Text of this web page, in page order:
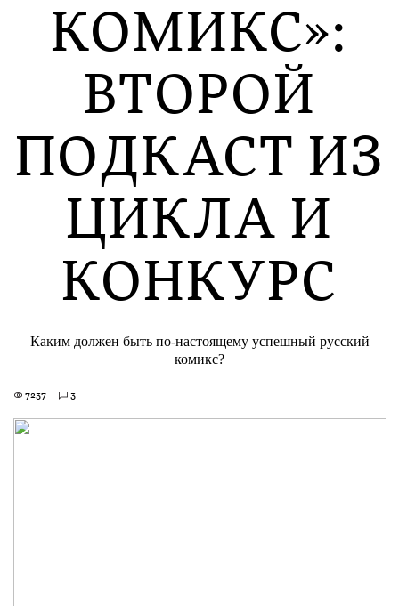
КОМИКС»:
ВТОРОЙ
ПОДКАСТ ИЗ
ЦИКЛА И
КОНКУРС
Каким должен быть по-настоящему успешный русский
комикс?
7237 3